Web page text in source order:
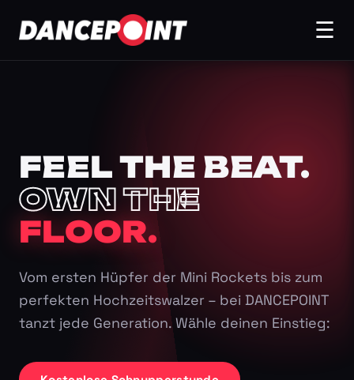
☰
FEEL THE BEAT.
OWN THE
FLOOR.
Vom ersten Hüpfer der Mini Rockets bis zum
perfekten Hochzeitswalzer – bei DANCEPOINT
tanzt jede Generation. Wähle deinen Einstieg: